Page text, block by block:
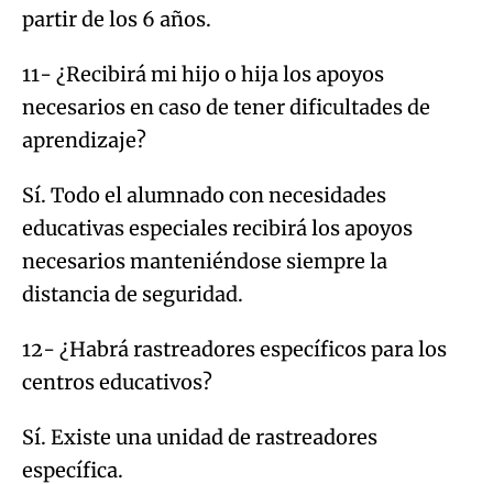
partir de los 6 años.
11- ¿Recibirá mi hijo o hija los apoyos
necesarios en caso de tener dificultades de
aprendizaje?
Sí. Todo el alumnado con necesidades
educativas especiales recibirá los apoyos
necesarios manteniéndose siempre la
distancia de seguridad.
12- ¿Habrá rastreadores específicos para los
centros educativos?
Sí. Existe una unidad de rastreadores
específica.